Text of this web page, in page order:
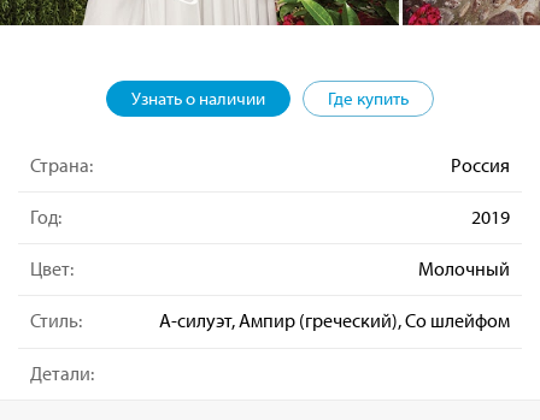
Узнать о наличии Где купить
Страна: Россия
Год: 2019
Цвет: Молочный
Стиль: А-силуэт, Ампир (греческий), Со шлейфом
Детали: